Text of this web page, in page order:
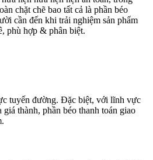
chặt chẽ bao tất cả là phần béo
cần đến khi trải nghiệm sản phẩm
phù hợp & phân biệt.
tuyến đường. Đặc biệt, với lĩnh vực
thành, phần béo thanh toán giao